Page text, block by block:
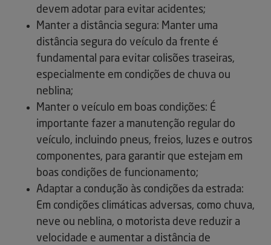
devem adotar para evitar acidentes;
Manter a distância segura: Manter uma
distância segura do veículo da frente é
fundamental para evitar colisões traseiras,
especialmente em condições de chuva ou
neblina;
Manter o veículo em boas condições: É
importante fazer a manutenção regular do
veículo, incluindo pneus, freios, luzes e outros
componentes, para garantir que estejam em
boas condições de funcionamento;
Adaptar a condução às condições da estrada:
Em condições climáticas adversas, como chuva,
neve ou neblina, o motorista deve reduzir a
velocidade e aumentar a distância de